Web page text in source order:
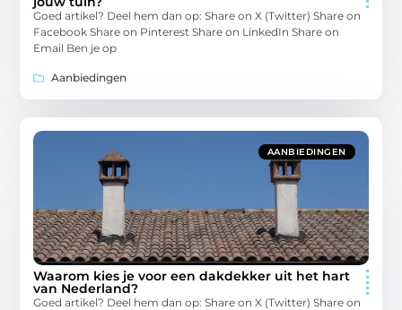
Goed artikel? Deel hem dan op: Share on X (Twitter) Share on
Facebook Share on Pinterest Share on LinkedIn Share on
Email Ben je op
Aanbiedingen
AANBIEDINGEN
Waarom kies je voor een dakdekker uit het hart
van Nederland?
Goed artikel? Deel hem dan op: Share on X (Twitter) Share on